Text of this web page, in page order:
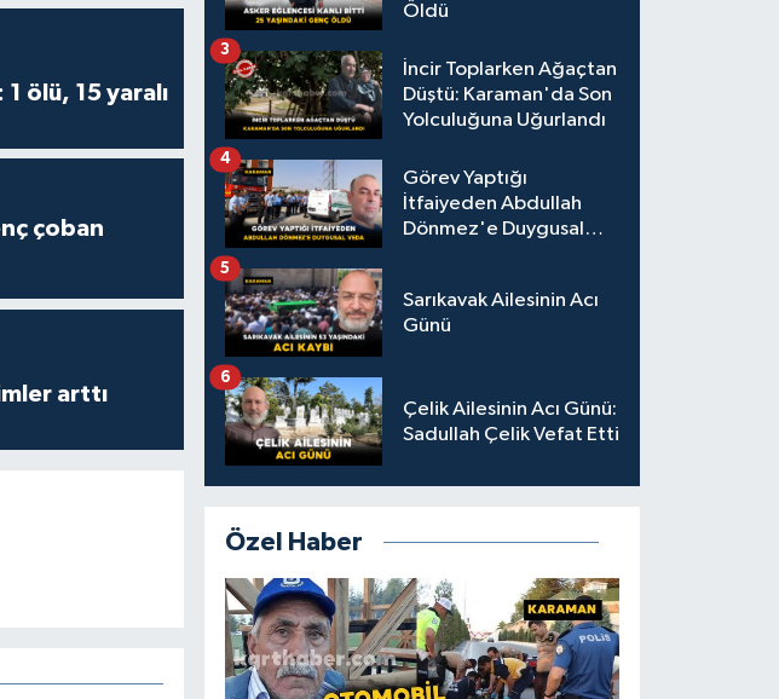
ölü, 15 yaralı
çoban
arttı
Öldü
İncir Toplarken Ağaçtan
Düştü: Karaman'da Son
Yolculuğuna Uğurlandı
3
Görev Yaptığı
İtfaiyeden Abdullah
Dönmez'e Duygusal
4
Sarıkavak Ailesinin Acı
Günü
5
Çelik Ailesinin Acı Günü:
Sadullah Çelik Vefat Etti
6
Özel Haber